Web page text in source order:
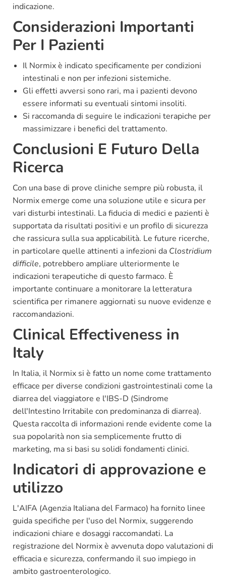
indicazione.
Considerazioni Importanti
Per I Pazienti
Il Normix è indicato specificamente per condizioni
intestinali e non per infezioni sistemiche.
Gli effetti avversi sono rari, ma i pazienti devono
essere informati su eventuali sintomi insoliti.
Si raccomanda di seguire le indicazioni terapiche per
massimizzare i benefici del trattamento.
Conclusioni E Futuro Della
Ricerca
Con una base di prove cliniche sempre più robusta, il
Normix emerge come una soluzione utile e sicura per
vari disturbi intestinali. La fiducia di medici e pazienti è
supportata da risultati positivi e un profilo di sicurezza
che rassicura sulla sua applicabilità. Le future ricerche,
in particolare quelle attinenti a infezioni da Clostridium
difficile, potrebbero ampliare ulteriormente le
indicazioni terapeutiche di questo farmaco. È
importante continuare a monitorare la letteratura
scientifica per rimanere aggiornati su nuove evidenze e
raccomandazioni.
Clinical Effectiveness in
Italy
In Italia, il Normix si è fatto un nome come trattamento
efficace per diverse condizioni gastrointestinali come la
diarrea del viaggiatore e l'IBS-D (Sindrome
dell'Intestino Irritabile con predominanza di diarrea).
Questa raccolta di informazioni rende evidente come la
sua popolarità non sia semplicemente frutto di
marketing, ma si basi su solidi fondamenti clinici.
Indicatori di approvazione e
utilizzo
L'AIFA (Agenzia Italiana del Farmaco) ha fornito linee
guida specifiche per l'uso del Normix, suggerendo
indicazioni chiare e dosaggi raccomandati. La
registrazione del Normix è avvenuta dopo valutazioni di
efficacia e sicurezza, confermando il suo impiego in
ambito gastroenterologico.